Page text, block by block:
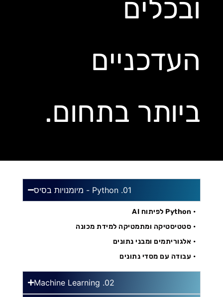
ובכלים
העדכניים
ביותר בתחום.
01. Python - מיומנויות בסיס
• Python לפיתוח AI
• סטטיסטיקה ומתמטיקה למידת מכונה
• אלגוריתמים ומבני נתונים
• עבודה עם מסדי נתונים
Machine Learning .02